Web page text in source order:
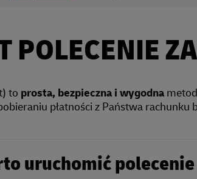
POLECENIE
to prosta, bezpieczna i wygodna
płatności z Państwa rachunku
uruchomić